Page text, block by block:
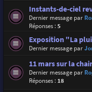
Instants-de-ciel
Dernier message par
Réponses :5
Exposition "La
Dernier message par
11 mars sur la
Dernier message par
Réponses : 18